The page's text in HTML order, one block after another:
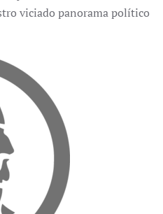
viciado panorama político